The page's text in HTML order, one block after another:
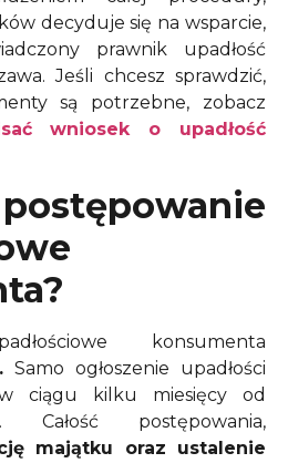
decyduje się na wsparcie,
prawnik upadłość
Jeśli chcesz sprawdzić,
są potrzebne, zobacz
wniosek o upadłość
konsumenta
Samo ogłoszenie upadłości
ciągu kilku miesięcy od
Całość postępowania,
majątku oraz ustalenie